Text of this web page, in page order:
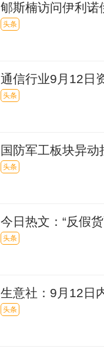
郇斯楠访问伊利诺
最吸引我
头条
通信行业9月12日
头条
国防军工板块异
日报道
头条
今日热文：“反假
服务双落地
头条
生意社：9月12日
头条